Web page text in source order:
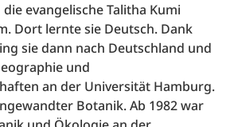
evangelische Talitha Kumi
Dort lernte sie Deutsch. Dank
sie dann nach Deutschland und
und
an der Universität Hamburg.
Botanik. Ab 1982 war